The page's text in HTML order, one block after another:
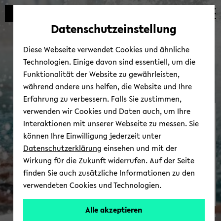
Automatische
vermeiden
zum
wechseln
zum
wechseln
zum
wechseln
Hoch­schul­sport
© Uni­ver­si­tät Bie­le­feld
Datenschutzeinstellung
Diese Webseite verwendet Cookies und ähnliche
Technologien. Einige davon sind essentiell, um die
Funktionalität der Website zu gewährleisten,
während andere uns helfen, die Website und Ihre
Erfahrung zu verbessern. Falls Sie zustimmen,
verwenden wir Cookies und Daten auch, um Ihre
Interaktionen mit unserer Webseite zu messen. Sie
können Ihre Einwilligung jederzeit unter
Datenschutzerklärung einsehen und mit der
Wirkung für die Zukunft widerrufen. Auf der Seite
finden Sie auch zusätzliche Informationen zu den
verwendeten Cookies und Technologien.
Alle akzeptieren